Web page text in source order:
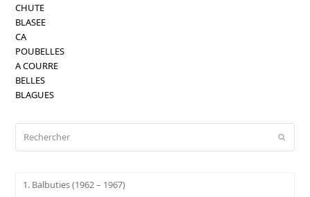
CHUTE
BLASEE
CA
POUBELLES
A COURRE
BELLES
BLAGUES
1. Balbuties (1962 – 1967)